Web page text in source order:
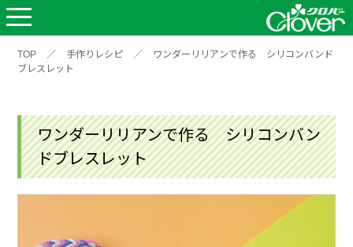
TOP ／ 手作りレシピ ／
ワンダーリリアンで作る シリコンバンド
ブレスレット
ワンダーリリアンで作る シリコンバン
ドブレスレット